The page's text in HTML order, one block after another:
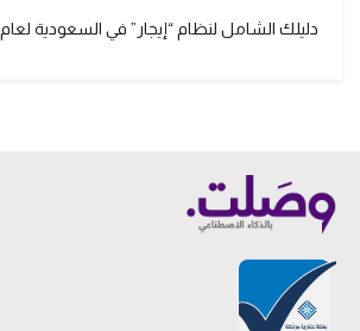
دليلك الشامل لنظام “إيجار” في السعودية لعام 2026